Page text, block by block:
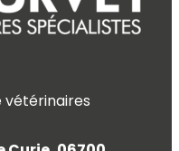
vétérinaires